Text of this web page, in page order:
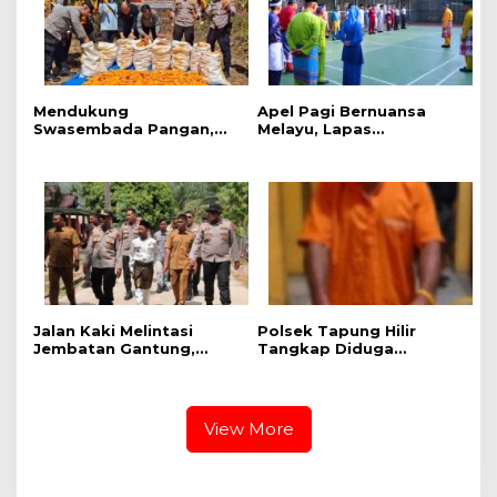
Mendukung
Swasembada Pangan,
Lahan PT Yutani Suadiri
Apel Pagi Bernuansa
Melayu, Lapas
Sambut HUT RI dan HUT
Provinsi Riau
Jalan Kaki Melintasi
Jembatan Gantung,
Polsek Tapung Hilir
Tangkap Diduga
View More